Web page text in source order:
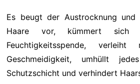
Es beugt der Austrocknung
Haare vor, kümmert
Feuchtigkeitsspende,
Geschmeidigkeit, umhüllt
Schutzschicht und verhindert